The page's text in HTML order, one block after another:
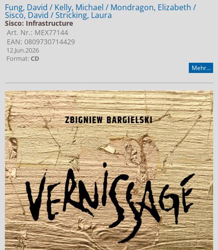
Fung, David / Kelly, Michael / Mondragon, Elizabeth /
Sisco, David / Stricking, Laura
Sisco: Infrastructure
Art. Nr.: MEX77144
EAN: 0809730714429
12.Jun.2026
Format:CD
Mehr...